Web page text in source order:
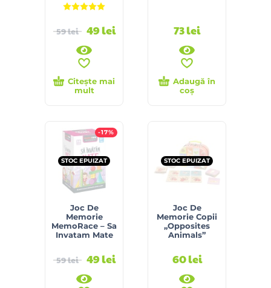
59lei 49lei
Citește mai
mult
73lei
Adaugă în
coș
-17%
STOC EPUIZAT
Joc De
Memorie
MemoRace – Sa
Invatam Mate
59lei 49lei
STOC EPUIZAT
Joc De
Memorie Copii
„Opposites
Animals”
60lei